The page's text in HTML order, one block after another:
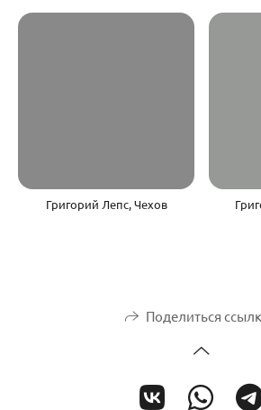
Григорий Лепс, Чехов
Поделиться